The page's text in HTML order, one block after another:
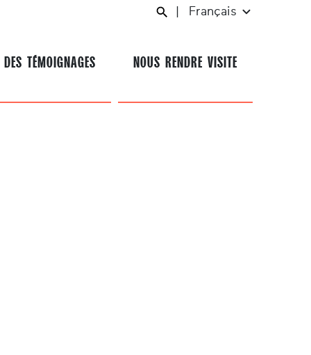
Français
DES TÉMOIGNAGES NOUS RENDRE VISITE